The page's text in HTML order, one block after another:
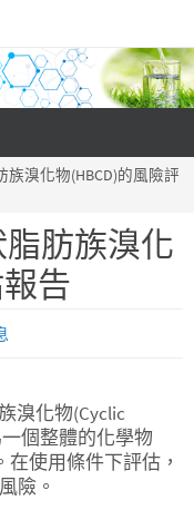
溴化物(HBCD)的風險評
肪族溴化
告
溴化物(Cyclic
一個整體的化學物
使用條件下評估，
險。